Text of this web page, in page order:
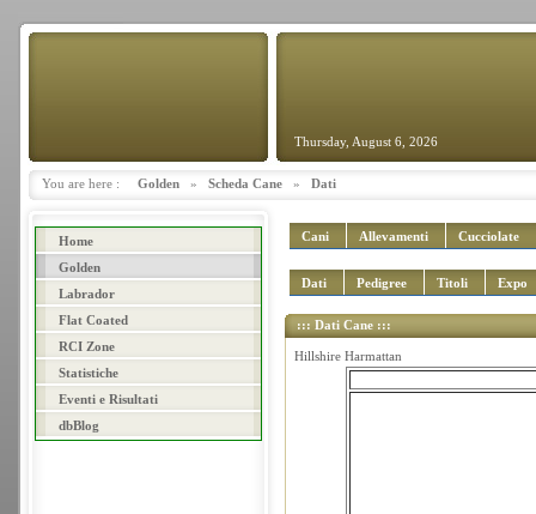
Thursday, August 6, 2026
You are here : Golden » Scheda Cane » Dati
Home
Golden
Labrador
Flat Coated
RCI Zone
Statistiche
Eventi e Risultati
dbBlog
Cani Allevamenti Cucciolate
Dati Pedigree Titoli Expo
::: Dati Cane :::
Hillshire Harmattan